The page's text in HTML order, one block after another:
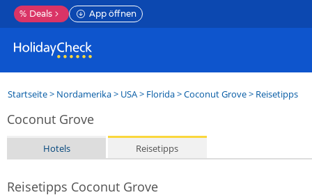
% Deals App öffnen
Startseite> Nordamerika> USA> Florida>Coconut Grove> Reisetipps
Coconut Grove
Hotels Reisetipps
Reisetipps Coconut Grove